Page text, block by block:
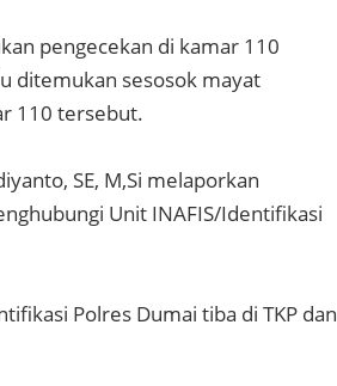
pengecekan di kamar 110
ditemukan sesosok mayat
110 tersebut.
SE, M,Si melaporkan
Unit INAFIS/Identifikasi
Polres Dumai tiba di TKP dan